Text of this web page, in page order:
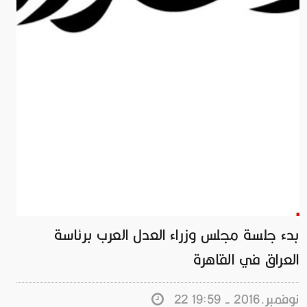
بدء جلسة مجلس وزراء العدل العرب برئاسة
العراق في القاهرة
22 نوفمبر.2016 - 19:59